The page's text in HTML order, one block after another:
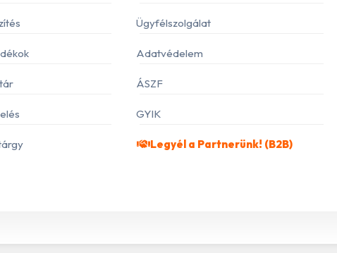
Ügyfélszolgálat
Adatvédelem
ÁSZF
GYIK
Legyél a Partnerünk! (B2B)